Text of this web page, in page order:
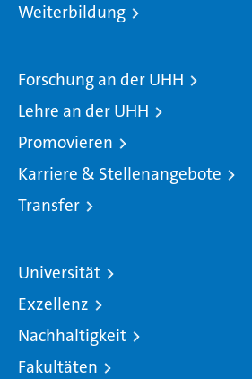
Weiterbildung
Forschung an der UHH
Lehre an der UHH
Promovieren
Karriere & Stellenangebote
Transfer
Universität
Exzellenz
Nachhaltigkeit
Fakultäten